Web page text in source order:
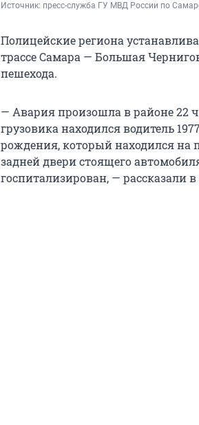
Источник: пресс-служба ГУ МВД России по
Полицейские региона
трассе Самара — Большая
пешехода.
— Авария произошла в районе 22
грузовика находился водитель
рождения, который находился на
задней двери стоящего
госпитализирован, — рассказали